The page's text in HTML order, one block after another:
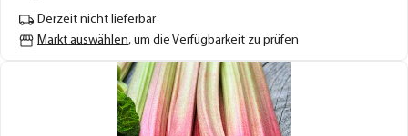
Derzeit nicht lieferbar
Markt auswählen, um die Verfügbarkeit zu prüfen